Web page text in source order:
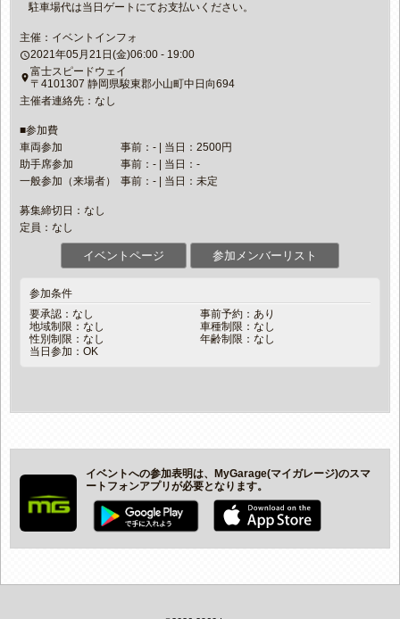
駐車場代は当日ゲートにてお支払いください。
主催：イベントインフォ
access_time2021年05月21日(金)06:00 - 19:00
place富士スピードウェイ
〒4101307 静岡県駿東郡小山町中日向694
主催者連絡先：なし
■参加費
車両参加
事前：- | 当日：2500円
助手席参加
事前：- | 当日：-
一般参加（来場者）
事前：- | 当日：未定
募集締切日：なし
定員：なし
イベントページ 参加メンバーリスト
参加条件
要承認：なし
事前予約：あり
地域制限：なし
車種制限：なし
性別制限：なし
年齢制限：なし
当日参加：OK
イベントへの参加表明は、MyGarage(マイガレージ)のスマ
ートフォンアプリが必要となります。